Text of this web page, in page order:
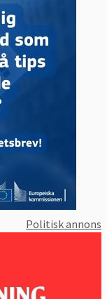
Politisk annons